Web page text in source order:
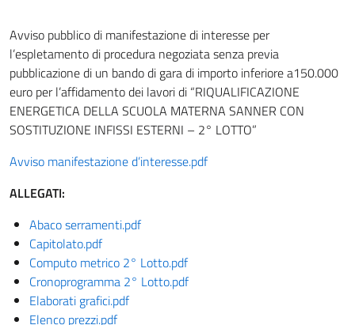
Avviso pubblico di manifestazione di interesse per
l’espletamento di procedura negoziata senza previa
pubblicazione di un bando di gara di importo inferiore a150.000
euro per l’affidamento dei lavori di “RIQUALIFICAZIONE
ENERGETICA DELLA SCUOLA MATERNA SANNER CON
SOSTITUZIONE INFISSI ESTERNI – 2° LOTTO”
Avviso manifestazione d’interesse.pdf
ALLEGATI:
Abaco serramenti.pdf
Capitolato.pdf
Computo metrico 2° Lotto.pdf
Cronoprogramma 2° Lotto.pdf
Elaborati grafici.pdf
Elenco prezzi.pdf